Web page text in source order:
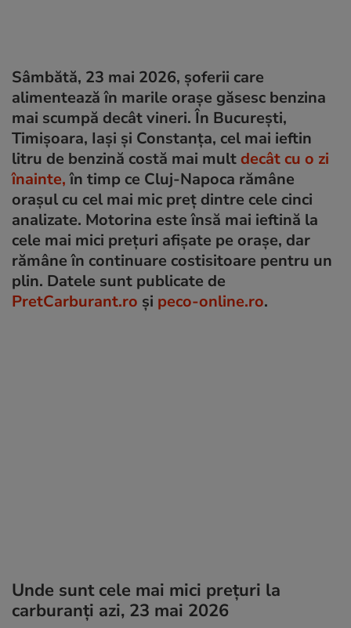
Sâmbătă, 23 mai 2026, șoferii care
alimentează în marile orașe găsesc benzina
mai scumpă decât vineri. În București,
Timișoara, Iași și Constanța, cel mai ieftin
litru de benzină costă mai multdecât cu o zi
înainte,în timp ce Cluj-Napoca rămâne
orașul cu cel mai mic preț dintre cele cinci
analizate. Motorina este însă mai ieftină la
cele mai mici prețuri afișate pe orașe, dar
rămâne în continuare costisitoare pentru un
plin. Datele sunt publicate de
PretCarburant.ro și peco-online.ro.
Unde sunt cele mai mici prețuri la
carburanți azi, 23 mai 2026